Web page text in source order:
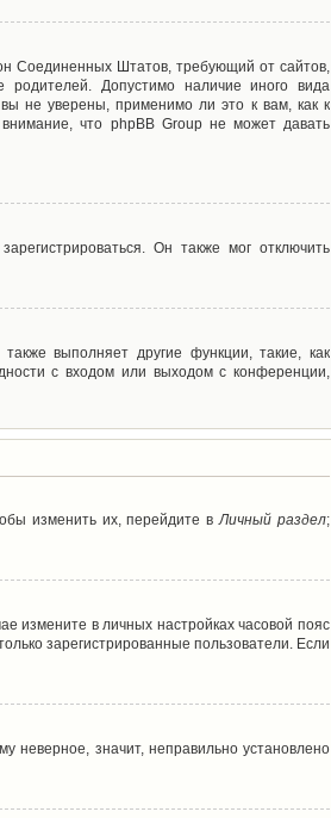
Соединенных Штатов, требующий от сайтов,
Допустимо наличие иного вида
не уверены, применимо ли это к вам, как к
что phpBB Group не может давать
Он также мог отключить
выполняет другие функции, такие, как
с входом или выходом с конференции,
изменить их, перейдите вЛичный раздел;
измените в личных настройках часовой пояс
зарегистрированные пользователи. Если
неверное, значит, неправильно установлено